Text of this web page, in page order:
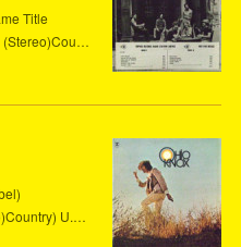
Title
(Stereo)Cou…
U.…